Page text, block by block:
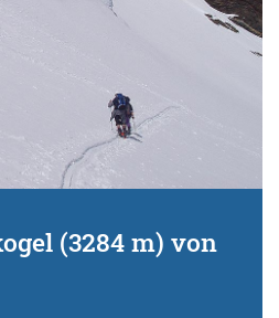
(3284 m) von